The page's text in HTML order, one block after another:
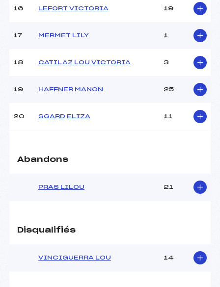
Pénalité appliquée :
230.0000
16 LEFORT VICTORIA 19
17 MERMET LILY 1
18 CATILAZ LOU VICTORIA 3
19 HAFFNER MANON 25
20 SGARD ELIZA 11
Abandons
PRAS LILOU 21
Disqualifiés
VINCIGUERRA LOU 14